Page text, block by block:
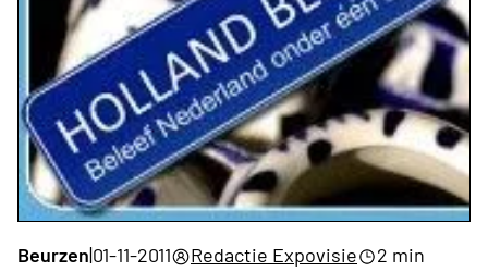
Beurzen|01-11-2011 Redactie Expovisie
2 min